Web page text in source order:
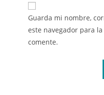
Guarda mi nombre,
este navegador para
comente.